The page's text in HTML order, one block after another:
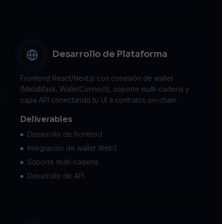
Desarrollo de Plataforma
Frontend React/Next.js con conexión de wallet
(MetaMask, WalletConnect), soporte multi-cadena y
capa API conectando tu UI a contratos on-chain.
Deliverables
Desarrollo de frontend
Integración de wallet Web3
Soporte multi-cadena
Desarrollo de API